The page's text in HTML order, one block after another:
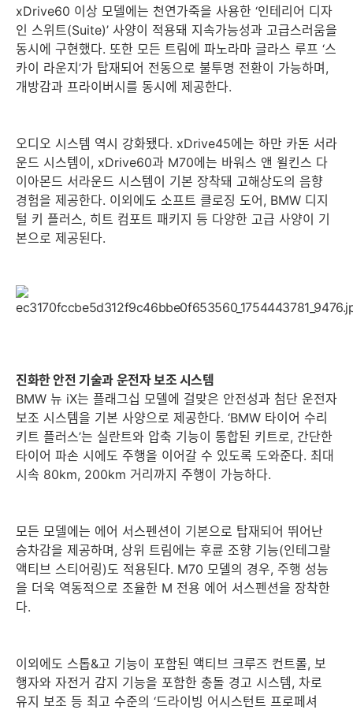
xDrive60 이상 모델에는 천연가죽을 사용한 ‘인테리어 디자
인 스위트(Suite)’ 사양이 적용돼 지속가능성과 고급스러움을
동시에 구현했다. 또한 모든 트림에 파노라마 글라스 루프 ‘스
카이 라운지’가 탑재되어 전동으로 불투명 전환이 가능하며,
개방감과 프라이버시를 동시에 제공한다.
오디오 시스템 역시 강화됐다. xDrive45에는 하만 카돈 서라
운드 시스템이, xDrive60과 M70에는 바워스 앤 윌킨스 다
이아몬드 서라운드 시스템이 기본 장착돼 고해상도의 음향
경험을 제공한다. 이외에도 소프트 클로징 도어, BMW 디지
털 키 플러스, 히트 컴포트 패키지 등 다양한 고급 사양이 기
본으로 제공된다.
진화한 안전 기술과 운전자 보조 시스템
BMW 뉴 iX는 플래그십 모델에 걸맞은 안전성과 첨단 운전자
보조 시스템을 기본 사양으로 제공한다. ‘BMW 타이어 수리
키트 플러스’는 실란트와 압축 기능이 통합된 키트로, 간단한
타이어 파손 시에도 주행을 이어갈 수 있도록 도와준다. 최대
시속 80km, 200km 거리까지 주행이 가능하다.
모든 모델에는 에어 서스펜션이 기본으로 탑재되어 뛰어난
승차감을 제공하며, 상위 트림에는 후륜 조향 기능(인테그랄
액티브 스티어링)도 적용된다. M70 모델의 경우, 주행 성능
을 더욱 역동적으로 조율한 M 전용 에어 서스펜션을 장착한
다.
이외에도 스톱&고 기능이 포함된 액티브 크루즈 컨트롤, 보
행자와 자전거 감지 기능을 포함한 충돌 경고 시스템, 차로
유지 보조 등 최고 수준의 ‘드라이빙 어시스턴트 프로페셔